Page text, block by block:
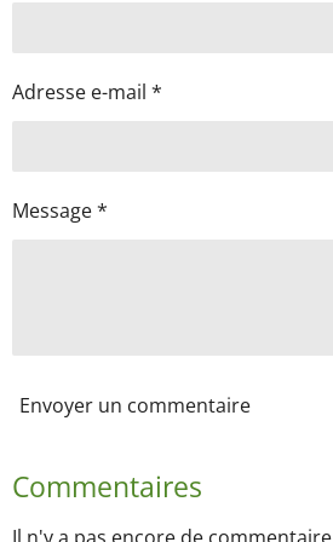
Adresse e-mail *
Message *
Envoyer un commentaire
Commentaires